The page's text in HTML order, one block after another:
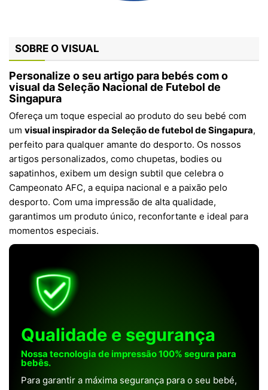
SOBRE O VISUAL
Personalize o seu artigo para bebés com o
visual da Seleção Nacional de Futebol de
Singapura
Ofereça um toque especial ao produto do seu bebé com
um visual inspirador da Seleção de futebol de Singapura,
perfeito para qualquer amante do desporto. Os nossos
artigos personalizados, como chupetas, bodies ou
sapatinhos, exibem um design subtil que celebra o
Campeonato AFC, a equipa nacional e a paixão pelo
desporto. Com uma impressão de alta qualidade,
garantimos um produto único, reconfortante e ideal para
momentos especiais.
Qualidade e segurança
Nossa tecnologia de impressão 100% segura para
bebês.
Para garantir a máxima segurança para o seu bebé,